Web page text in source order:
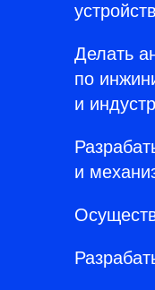
Делать
по
и
и